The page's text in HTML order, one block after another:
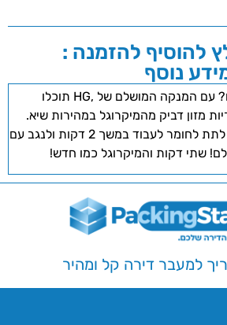
להוסיף להזמנה :
נוסף
סובלים מזהמת המיקרו? עם המנקה המושלם של ,HG תוכלו
מזון דביק מהמיקרוגל במהירות שיא.
רק לרסס את המשטח, לתת לחומר לעבוד במשך 2 דקות ולנגב עם
שתי דקות והמיקרוגל כמו חדש!
למעבר דירה קל ומהיר